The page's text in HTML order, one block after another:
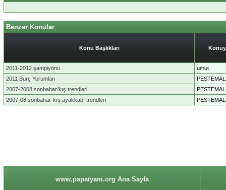
Benzer Konular
Konu Başlıkları
2011-2012 şampiyonu
umut
2011 Burç Yorumları
PESTEMAL
2007-2008 sonbahar/kış trendleri
PESTEMAL
2007-08 sonbahar-kış ayakkabı trendleri
PESTEMAL
www.papatyam.org Ana Sayfa